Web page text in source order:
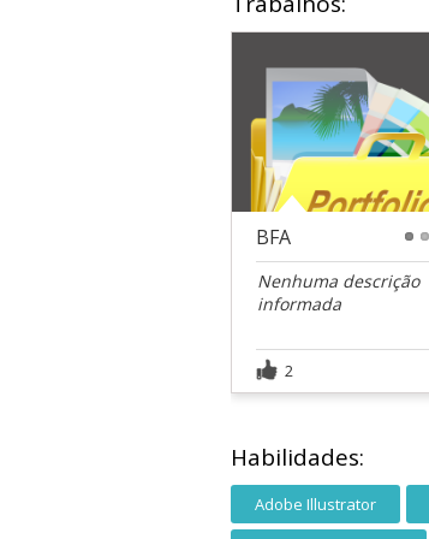
BFA
Nenhuma descrição
informada
2
Habilidades:
Adobe Illustrator